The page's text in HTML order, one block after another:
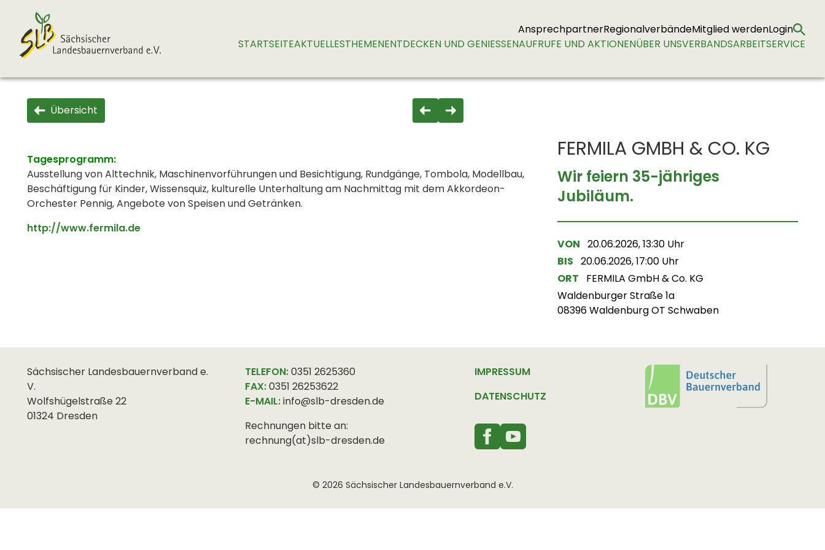
AnsprechpartnerRegionalverbändeMitglied werdenLogin
STARTSEITEAKTUELLESTHEMENENTDECKEN UND GENIESSEN AUFRUFE UND AKTIONENÜBER UNSVERBANDSARBEITSERVICE
Übersicht
Tagesprogramm:
Ausstellung von Alttechnik, Maschinenvorführungen und Besichtigung, Rundgänge, Tombola, Modellbau,
Beschäftigung für Kinder, Wissensquiz, kulturelle Unterhaltung am Nachmittag mit dem Akkordeon-
Orchester Pennig, Angebote von Speisen und Getränken.
http://www.fermila.de
FERMILA GMBH & CO. KG
Wir feiern 35-jähriges
Jubiläum.
VON 20.06.2026, 13:30 Uhr
BIS 20.06.2026, 17:00 Uhr
ORT
FERMILA GmbH & Co. KG
Waldenburger Straße 1a
08396 Waldenburg OT Schwaben
Sächsischer Landesbauernverband e.
V.
Wolfshügelstraße 22
01324 Dresden
TELEFON:0351 2625360
FAX:0351 26253622
E-MAIL:info@slb-dresden.de
Rechnungen bitte an:
rechnung(at)slb-dresden.de
IMPRESSUM
DATENSCHUTZ
© 2026 Sächsischer Landesbauernverband e.V.